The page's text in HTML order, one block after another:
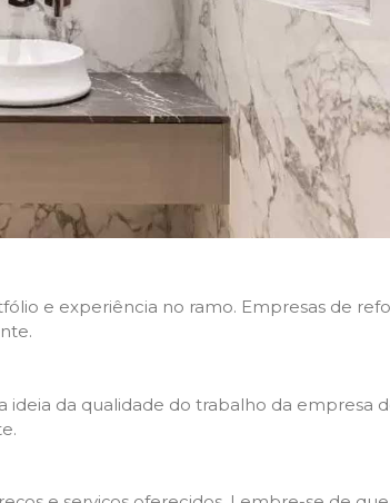
e experiência no ramo. Empresas de
da qualidade do trabalho da empresa